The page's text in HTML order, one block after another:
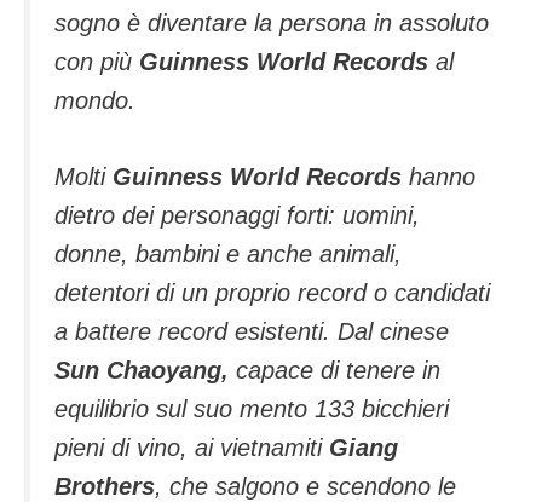
sogno è diventare la persona in assoluto
con più Guinness World Records al
mondo.
Molti Guinness World Records hanno
dietro dei personaggi forti: uomini,
donne, bambini e anche animali,
detentori di un proprio record o candidati
a battere record esistenti. Dal cinese
Sun Chaoyang, capace di tenere in
equilibrio sul suo mento 133 bicchieri
pieni di vino, ai vietnamitiGiang
Brothers, che salgono e scendono le